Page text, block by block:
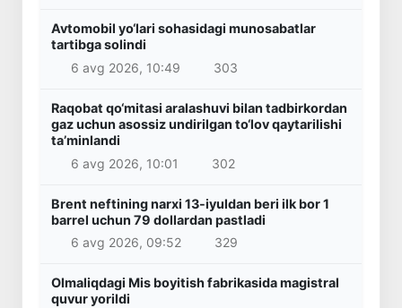
Avtomobil yo‘lari sohasidagi munosabatlar
tartibga solindi
6 avg 2026, 10:49
303
Raqobat qo‘mitasi aralashuvi bilan tadbirkordan
gaz uchun asossiz undirilgan to‘lov qaytarilishi
ta’minlandi
6 avg 2026, 10:01
302
Brent neftining narxi 13-iyuldan beri ilk bor 1
barrel uchun 79 dollardan pastladi
6 avg 2026, 09:52
329
Olmaliqdagi Mis boyitish fabrikasida magistral
quvur yorildi